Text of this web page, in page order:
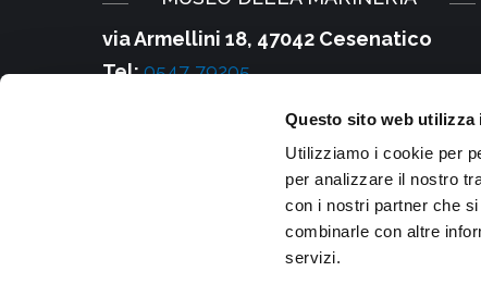
Questo sito web utilizza
Utilizziamo i cookie per
per analizzare il nostro
con i nostri partner che
combinarle con altre
servizi.
via Armellini 18, 47042 Cesenatico
Tel:0547 79205
cesenatico@cert.provincia.fc.it
Partita IVA e Cod. Fiscale: